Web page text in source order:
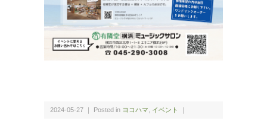
2024-05-27 ｜ Posted in ヨコハマ イベント ｜